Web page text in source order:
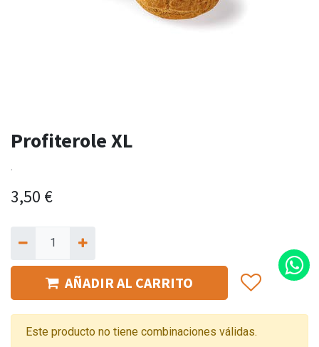
Profiterole XL
.
3,50 €
AÑADIR AL CARRITO
Este producto no tiene combinaciones válidas.